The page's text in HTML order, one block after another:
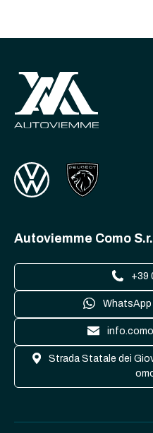
Autoviemme Como
+39
WhatsApp
Strada Statale dei